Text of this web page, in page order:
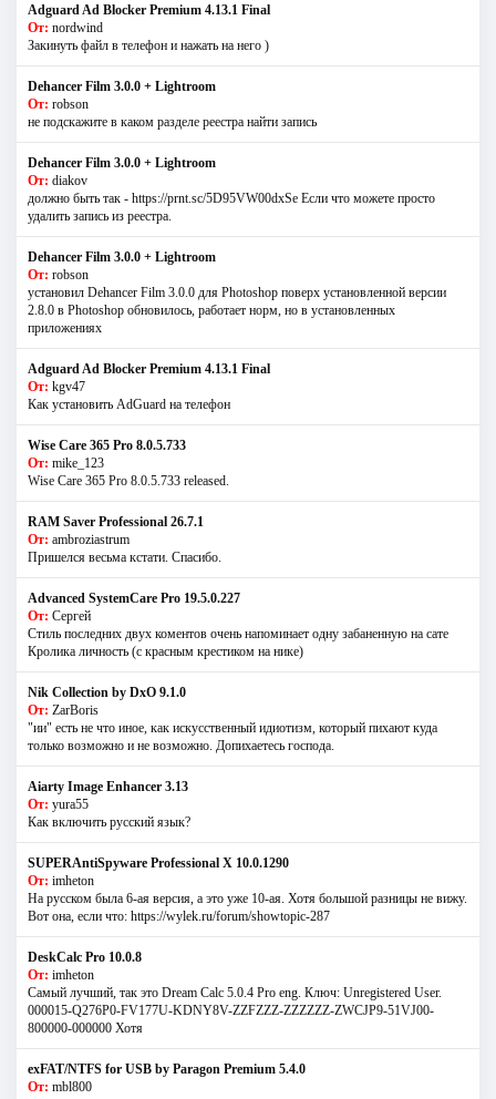
Adguard Ad Blocker Premium 4.13.1 Final
От: nordwind
Закинуть файл в телефон и нажать на него )
Dehancer Film 3.0.0 + Lightroom
От: robson
не подскажите в каком разделе реестра найти запись
Dehancer Film 3.0.0 + Lightroom
От: diakov
должно быть так - https://prnt.sc/5D95VW00dxSe Если что можете просто
удалить запись из реестра.
Dehancer Film 3.0.0 + Lightroom
От: robson
установил Dehancer Film 3.0.0 для Photoshop поверх установленной версии
2.8.0 в Photoshop обновилось, работает норм, но в установленных
приложениях
Adguard Ad Blocker Premium 4.13.1 Final
От: kgv47
Как установить AdGuard на телефон
Wise Care 365 Pro 8.0.5.733
От: mike_123
Wise Care 365 Pro 8.0.5.733 released.
RAM Saver Professional 26.7.1
От: ambroziastrum
Пришелся весьма кстати. Спасибо.
Advanced SystemCare Pro 19.5.0.227
От: Сергей
Стиль последних двух коментов очень напоминает одну забаненную на сате
Кролика личность (с красным крестиком на нике)
Nik Collection by DxO 9.1.0
От: ZarBoris
"ии" есть не что иное, как искусственный идиотизм, который пихают куда
только возможно и не возможно. Допихаетесь господа.
Aiarty Image Enhancer 3.13
От: yura55
Как включить русский язык?
SUPERAntiSpyware Professional X 10.0.1290
От: imheton
На русском была 6-ая версия, а это уже 10-ая. Хотя большой разницы не вижу.
Вот она, если что: https://wylek.ru/forum/showtopic-287
DeskCalc Pro 10.0.8
От: imheton
Самый лучший, так это Dream Calc 5.0.4 Pro eng. Ключ: Unregistered User.
000015-Q276P0-FV177U-KDNY8V-ZZFZZZ-ZZZZZZ-ZWCJP9-51VJ00-
800000-000000 Хотя
exFAT/NTFS for USB by Paragon Premium 5.4.0
От: mbl800